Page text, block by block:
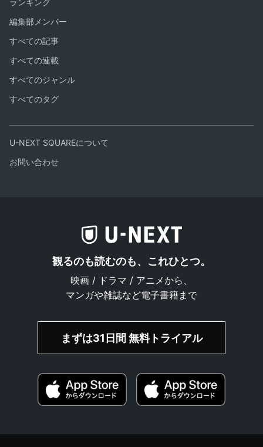
ランキング
編集部メンバー
すべての記事
すべての連載
すべてのジャンル
すべてのタグ
U-NEXT SQUAREについて
お問い合わせ
観るのも読むのも、これひとつ。
映画 / ドラマ / アニメから、
マンガや雑誌など電子書籍まで
まずは31日間 無料トライアル